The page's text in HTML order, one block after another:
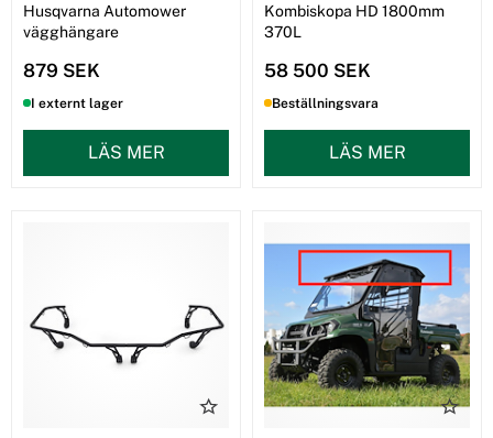
Husqvarna Automower
vägghängare
879 SEK
I externt lager
LÄS MER
Kombiskopa HD 1800mm
370L
58 500 SEK
Beställningsvara
LÄS MER